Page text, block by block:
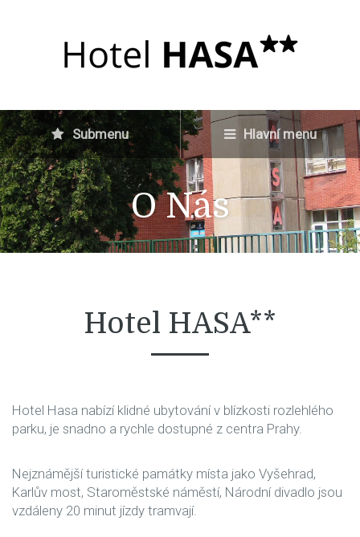
Submenu Hlavní menu
O Nás
Hotel HASA**
Hotel Hasa nabízí klidné ubytování v blízkosti rozlehlého
parku, je snadno a rychle dostupné z centra Prahy.
Nejznámější turistické památky místa jako Vyšehrad,
Karlův most, Staroměstské náměstí, Národní divadlo jsou
vzdáleny 20 minut jízdy tramvají.